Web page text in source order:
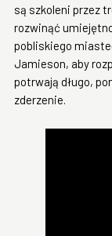
są szkoleni przez
rozwinąć
pobliskiego
Jamieson, aby
potrwają długo,
zderzenie.